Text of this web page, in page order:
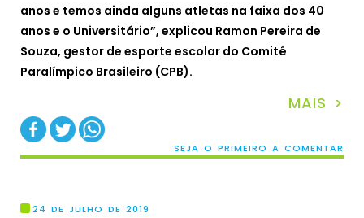
anos e temos ainda alguns atletas na faixa dos 40
anos e o Universitário”, explicou Ramon Pereira de
Souza, gestor de esporte escolar do Comitê
Paralímpico Brasileiro (CPB).
MAIS >
SEJA O PRIMEIRO A COMENTAR
24 DE JULHO DE 2019